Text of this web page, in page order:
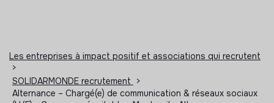
Les entreprises à impact positif et associations qui recrutent
>
SOLIDARMONDE recrutement
>
Alternance – Chargé(e) de communication & réseaux sociaux